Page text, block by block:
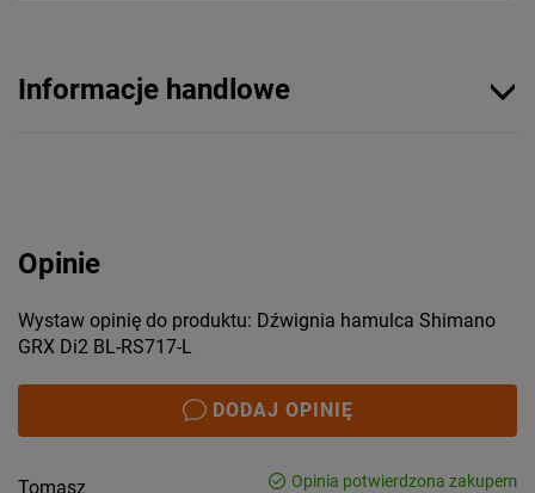
Informacje handlowe
Opinie
Wystaw opinię do produktu: Dźwignia hamulca Shimano
GRX Di2 BL-RS717-L
DODAJ OPINIĘ
Tomasz Opinia potwierdzona zakupem